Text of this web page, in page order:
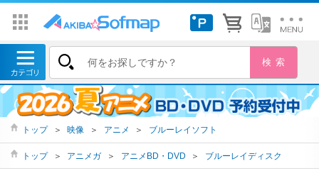
トップ ＞ 映像 ＞ アニメ ＞ ブルーレイソフト
トップ ＞ アニメガ ＞ アニメBD・DVD ＞ ブルーレイディスク